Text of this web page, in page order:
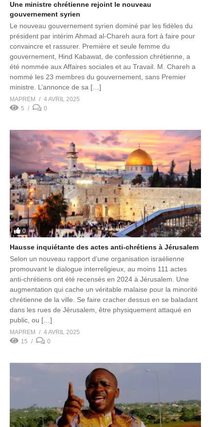
Une ministre chrétienne rejoint le nouveau
gouvernement syrien
Le nouveau gouvernement syrien dominé par les fidèles du
président par intérim Ahmad al-Chareh aura fort à faire pour
convaincre et rassurer. Première et seule femme du
gouvernement, Hind Kabawat, de confession chrétienne, a
été nommée aux Affaires sociales et au Travail. M. Chareh a
nommé les 23 membres du gouvernement, sans Premier
ministre. L’annonce de sa […]
MAPREM
4 AVRIL 2025
5
0
0
Hausse inquiétante des actes anti-chrétiens à Jérusalem
Selon un nouveau rapport d’une organisation israélienne
promouvant le dialogue interreligieux, au moins 111 actes
anti-chrétiens ont été recensés en 2024 à Jérusalem. Une
augmentation qui cache un véritable malaise pour la minorité
chrétienne de la ville. Se faire cracher dessus en se baladant
dans les rues de Jérusalem, être physiquement attaqué en
public, ou […]
MAPREM
4 AVRIL 2025
15
0